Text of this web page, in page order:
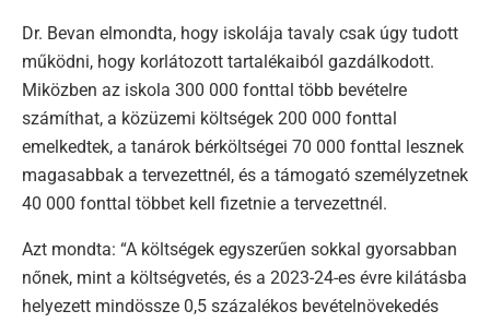
Dr. Bevan elmondta, hogy iskolája tavaly csak úgy tudott
működni, hogy korlátozott tartalékaiból gazdálkodott.
Miközben az iskola 300 000 fonttal több bevételre
számíthat, a közüzemi költségek 200 000 fonttal
emelkedtek, a tanárok bérköltségei 70 000 fonttal lesznek
magasabbak a tervezettnél, és a támogató személyzetnek
40 000 fonttal többet kell fizetnie a tervezettnél.
Azt mondta: “A költségek egyszerűen sokkal gyorsabban
nőnek, mint a költségvetés, és a 2023-24-es évre kilátásba
helyezett mindössze 0,5 százalékos bevételnövekedés